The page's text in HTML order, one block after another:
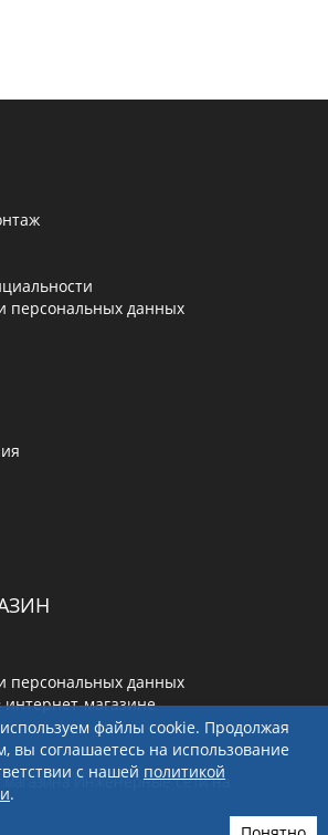
персональных данных
персональных данных
магазине
файлы cookie. Продолжая
вы соглашаетесь на использование
с нашей политикой
.